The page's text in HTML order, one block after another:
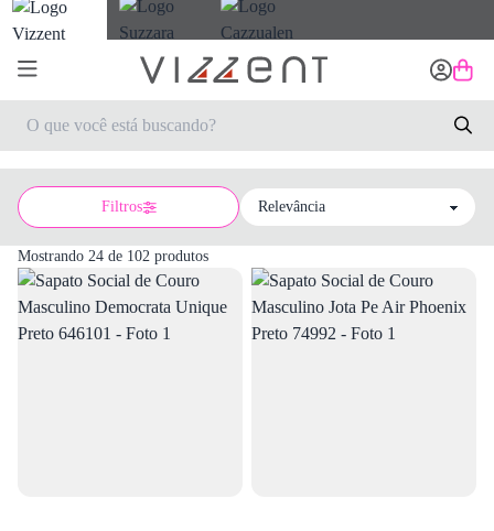
Filtros
Sort by
Mostrando 24 de 102 produtos